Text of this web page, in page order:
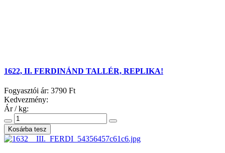
1622, II. FERDINÁND TALLÉR, REPLIKA!
Fogyasztói ár: 3790 Ft
Kedvezmény:
Ár / kg: